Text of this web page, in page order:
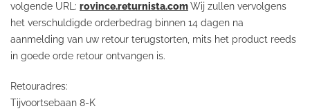
volgende URL: rovince.returnista.comWij zullen vervolgens
het verschuldigde orderbedrag binnen 14 dagen na
aanmelding van uw retour terugstorten, mits het product reeds
in goede orde retour ontvangen is.
Retouradres:
Tijvoortsebaan 8-K